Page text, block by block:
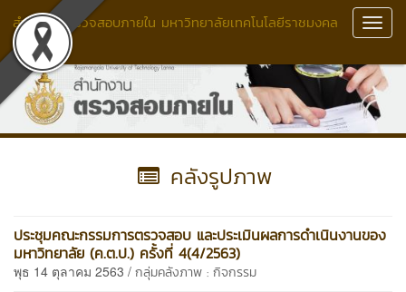
สำนักงานตรวจสอบภายใน มหาวิทยาลัยเทคโนโลยีราชมงคล
ล้านนา
คลังรูปภาพ
ประชุมคณะกรรมการตรวจสอบ และประเมินผลการดำเนินงานของ
มหาวิทยาลัย (ค.ต.ป.) ครั้งที่ 4(4/2563)
พุธ 14 ตุลาคม 2563 / กลุ่มคลังภาพ : กิจกรรม